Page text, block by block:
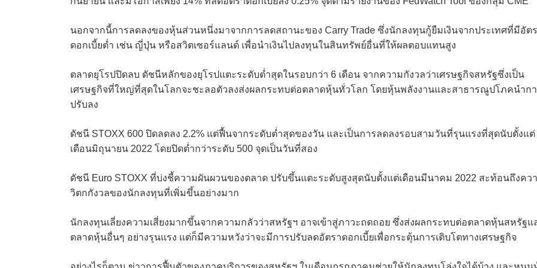
นอกจากนี้การลดลงของหุ้นส่วนหนึ่งมาจากการลดสถานะของ Carry Trade ซึ่งนักลงทุนกู้ยืมเงินจากประเทศที่มีอัต
ดอกเบี้ยต่ำ เช่น ญี่ปุ่น หรือสวิตเซอร์แลนด์ เพื่อนำเงินไปลงทุนในสินทรัพย์อื่นที่ให้ผลตอบแทนสูง
ตลาดยุโรปปิดลบ ดัชนีหลักของยุโรปแตะระดับต่ำสุดในรอบกว่า 6 เดือน จากความกังวลว่าเศรษฐกิจสหรัฐซึ่งเป็น
เศรษฐกิจที่ใหญ่ที่สุดในโลกจะชะลอตัวลงส่งผลกระทบต่อตลาดหุ้นทั่วโลก โดยหุ้นพลังงานและสาธารณูปโภคนำก
ปรับลง
ดัชนี STOXX 600 ปิดลดลง 2.2% แต่ฟื้นจากระดับต่ำสุดของวัน และเป็นการลดลงรอบสามวันที่รุนแรงที่สุดนับตั้งแต่
เดือนมิถุนายน 2022 โดยปิดต่ำกว่าระดับ 500 จุดเป็นวันที่สอง
ดัชนี Euro STOXX ที่บ่งชี้ความผันผวนของตลาด ปรับขึ้นแตะระดับสูงสุดนับตั้งแต่เดือนมีนาคม 2022 สะท้อนถึงคว
วิตกกังวลของนักลงทุนที่เพิ่มขึ้นอย่างมาก
นักลงทุนเลี่ยงความเสี่ยงมากขึ้นจากความกลัวว่าสหรัฐฯ อาจเข้าสู่ภาวะถดถอย ซึ่งส่งผลกระทบต่อตลาดหุ้นสหรัฐแ
ตลาดหุ้นอื่นๆ อย่างรุนแรง แต่ก็มีความหวังว่าจะมีการปรับลดอัตราดอกเบี้ยเพื่อกระตุ้นการเติบโตทางเศรษฐกิจ